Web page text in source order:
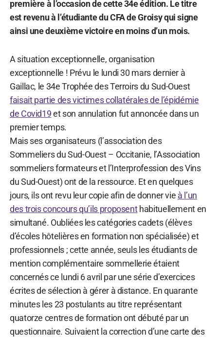
première à l’occasion de cette 34e édition. Le titre
est revenu à l’étudiante du CFA de Groisy qui signe
ainsi une deuxième victoire en moins d’un mois.
A situation exceptionnelle, organisation
exceptionnelle ! Prévu le lundi 30 mars dernier à
Gaillac, le 34e Trophée des Terroirs du Sud-Ouest
faisait partie des victimes collatérales de l’épidémie
de Covid19et son annulation fut annoncée dans un
premier temps.
Mais ses organisateurs (l’association des
Sommeliers du Sud-Ouest – Occitanie, l’Association
sommeliers formateurs et l’Interprofession des Vins
du Sud-Ouest) ont de la ressource. Et en quelques
jours, ils ont revu leur copie afin de donner vie à l’un
des trois concours qu’ils proposenthabituellement en
simultané. Oubliées les catégories cadets (élèves
d’écoles hôtelières en formation non spécialisée) et
professionnels ; cette année, seuls les étudiants de
mention complémentaire sommellerie étaient
concernés ce lundi 6 avril par une série d’exercices
écrites de sélection à gérer à distance. En quarante
minutes les 23 postulants au titre représentant
quatorze centres de formation ont débuté par un
questionnaire. Suivaient la correction d’une carte des